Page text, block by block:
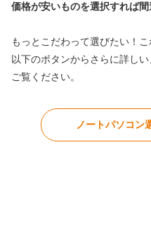
価格が安いものを選択すれば
もっとこだわって選びたい！
以下のボタンからさらに詳し
ご覧ください。
ノートパソコン